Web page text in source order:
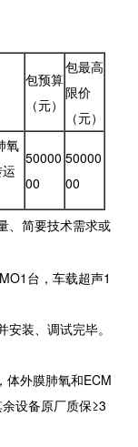
包预算
（元）
包最高
限价
（元）
氧
50000
00
50000
00
、简要技术需求或
台，车载超声1
装、调试完毕。
体外膜肺氧和ECM
设备原厂质保≥3